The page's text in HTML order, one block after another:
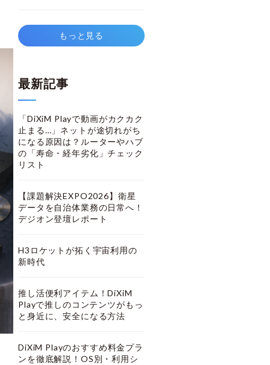
もっと見る
最新記事
「DiXiM Playで動画がカクカク
止まる…」ネットが途切れがち
になる原因は？ルーターやハブ
の「寿命・経年劣化」チェック
リスト
【課題解決EXPO2026】衛星
データを自治体業務の日常へ！
デジオン登壇レポート
H3ロケットが拓く宇宙利用の
新時代
推し活便利アイテム！DiXiM
Playで推しのコンテンツがもっ
と身近に、安全になる方法
DiXiM Playのおすすめ料金プラ
ンを徹底解説！OS別・利用シ